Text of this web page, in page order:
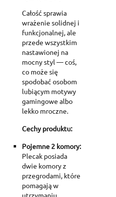
Całość sprawia
wrażenie solidnej i
funkcjonalnej, ale
przede wszystkim
nastawionej na
mocny styl — coś,
co może się
spodobać osobom
lubiącym motywy
gamingowe albo
lekko mroczne.
Cechy produktu:
Pojemne 2 komory:
Plecak posiada
dwie komory z
przegrodami, które
pomagają w
utrzymaniu